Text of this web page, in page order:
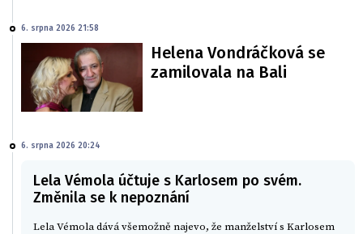
6. srpna 2026 21:58
Helena Vondráčková se
zamilovala na Bali
6. srpna 2026 20:24
Lela Vémola účtuje s Karlosem po svém.
Změnila se k nepoznání
Lela Vémola dává všemožně najevo, že manželství s Karlosem